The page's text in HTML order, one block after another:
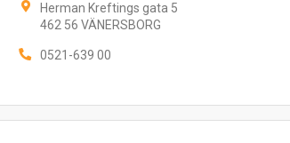
Herman Kreftings gata 5
462 56 VÄNERSBORG
0521-639 00